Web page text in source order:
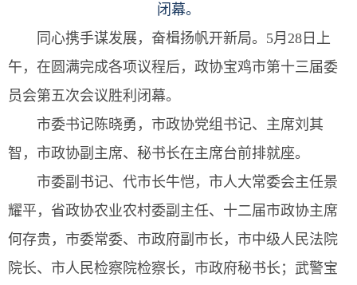
闭幕。
同心携手谋发展，奋楫扬帆开新局。5月28日上
午，在圆满完成各项议程后，政协宝鸡市第十三届委
员会第五次会议胜利闭幕。
市委书记陈晓勇，市政协党组书记、主席刘其
智，市政协副主席、秘书长在主席台前排就座。
市委副书记、代市长牛恺，市人大常委会主任景
耀平，省政协农业农村委副主任、十二届市政协主席
何存贵，市委常委、市政府副市长，市中级人民法院
院长、市人民检察院检察长，市政府秘书长；武警宝